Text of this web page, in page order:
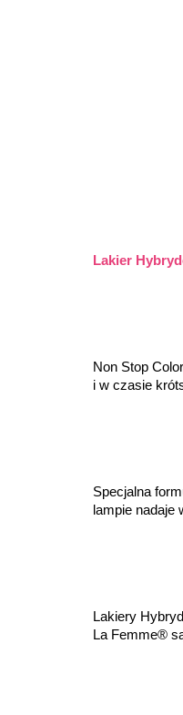
Lakier
Non Stop
i w czasie
Specjalna
lampie nadaje
Lakiery
La Femme®